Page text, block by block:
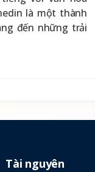
là một thành
đến những trải
Tài nguyên